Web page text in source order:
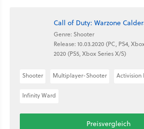
Call of Duty: Warzone
Genre: Shooter
Release: 10.03.2020 (PC, PS4,
2020 (PS5, Xbox Series X/S)
Shooter Multiplayer-Shooter Activision
Infinity Ward
Preisvergleich